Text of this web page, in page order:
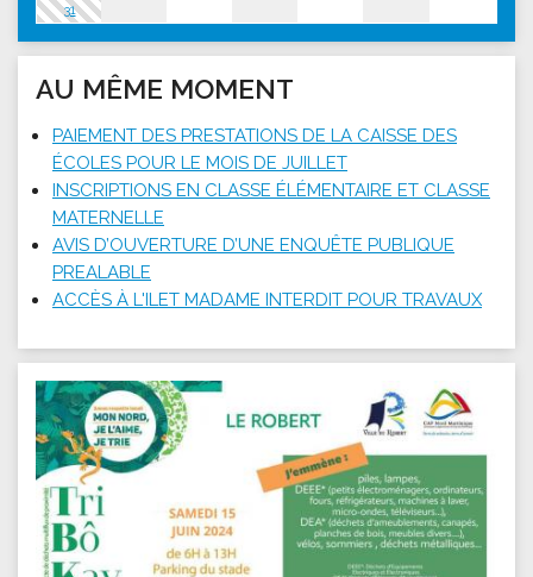
31
AU MÊME MOMENT
PAIEMENT DES PRESTATIONS DE LA CAISSE DES
ÉCOLES POUR LE MOIS DE JUILLET
INSCRIPTIONS EN CLASSE ÉLÉMENTAIRE ET CLASSE
MATERNELLE
AVIS D’OUVERTURE D’UNE ENQUÊTE PUBLIQUE
PREALABLE
ACCÈS À L'ILET MADAME INTERDIT POUR TRAVAUX